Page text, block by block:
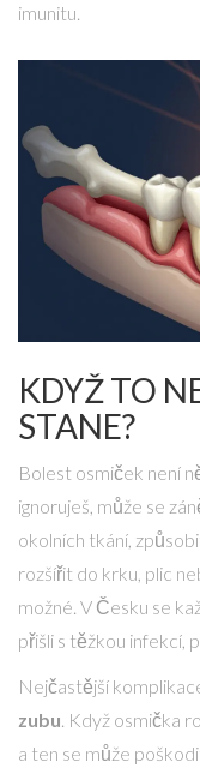
imunitu.
KDYŽ TO
STANE?
Bolest osmiček není
ignoruješ, může se
okolních tkání,
rozšířit do krku, plic
možné. V Česku se
přišli s těžkou infekcí,
Nejčastější
zubu. Když osmička
a ten se může